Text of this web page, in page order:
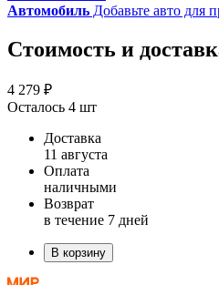
Автомобиль Добавьте авто для
Стоимость и
4 279 ₽
Осталось 4 шт
Доставка
11 августа
Оплата
наличными
Возврат
в течение 7 дней
В корзину